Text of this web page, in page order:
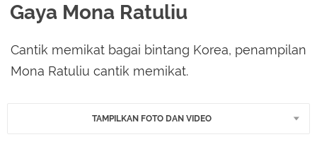
Gaya Mona Ratuliu
Cantik memikat bagai bintang Korea, penampilan
Mona Ratuliu cantik memikat.
TAMPILKAN FOTO DAN VIDEO